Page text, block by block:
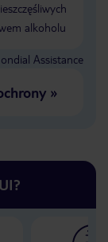
alkoholu
Assistance
»